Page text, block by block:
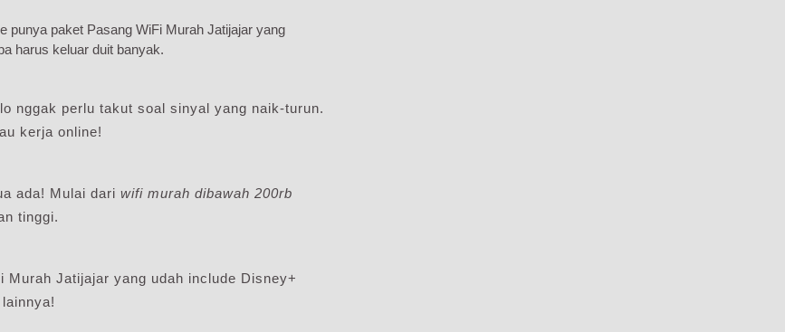
punya paket Pasang WiFi Murah Jatijajar yang
harus keluar duit banyak.
nggak perlu takut soal sinyal yang naik-turun.
kerja online!
ada! Mulai dari wifi murah dibawah 200rb
tinggi.
Murah Jatijajar yang udah include Disney+